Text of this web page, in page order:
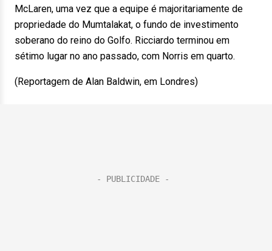
McLaren, uma vez que a equipe é majoritariamente de
propriedade do Mumtalakat, o fundo de investimento
soberano do reino do Golfo. Ricciardo terminou em
sétimo lugar no ano passado, com Norris em quarto.
(Reportagem de Alan Baldwin, em Londres)